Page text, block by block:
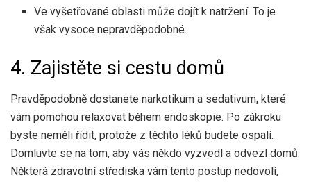
Ve vyšetřované oblasti může dojít k natržení. To je
však vysoce nepravděpodobné.
4. Zajistěte si cestu domů
Pravděpodobně dostanete narkotikum a sedativum, které
vám pomohou relaxovat během endoskopie. Po zákroku
byste neměli řídit, protože z těchto léků budete ospalí.
Domluvte se na tom, aby vás někdo vyzvedl a odvezl domů.
Některá zdravotní střediska vám tento postup nedovolí,